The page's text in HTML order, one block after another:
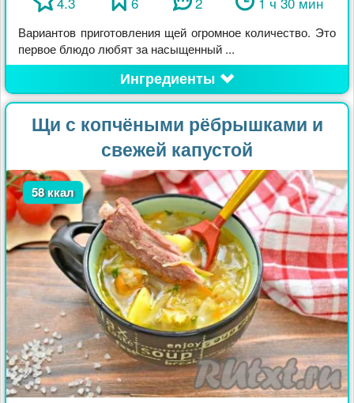
Вариантов приготовления щей огромное количество. Это
первое блюдо любят за насыщенный ...
Ингредиенты
Щи с копчёными рёбрышками и
свежей капустой
58 ккал